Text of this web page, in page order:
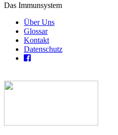
Das Immunsystem
Über Uns
Glossar
Kontakt
Datenschutz